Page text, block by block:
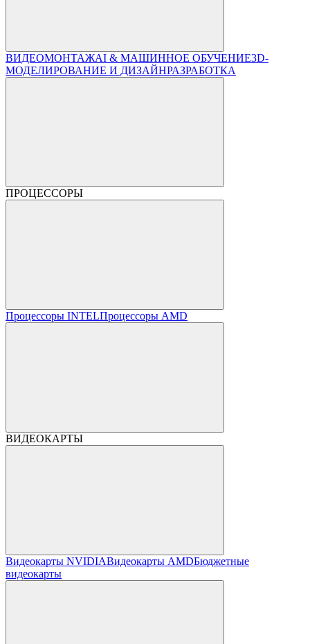
ВИДЕОМОНТАЖAI & МАШИННОЕ ОБУЧЕНИЕ3D-
МОДЕЛИРОВАНИЕ И ДИЗАЙНРАЗРАБОТКА
ПРОЦЕССОРЫ
Процессоры INTELПроцессоры AMD
ВИДЕОКАРТЫ
Видеокарты NVIDIAВидеокарты AMDБюджетные
видеокарты